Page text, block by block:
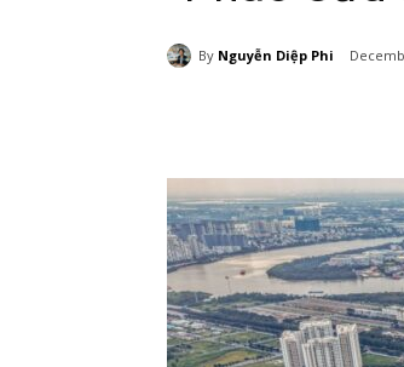
By Nguyễn Diệp Phi